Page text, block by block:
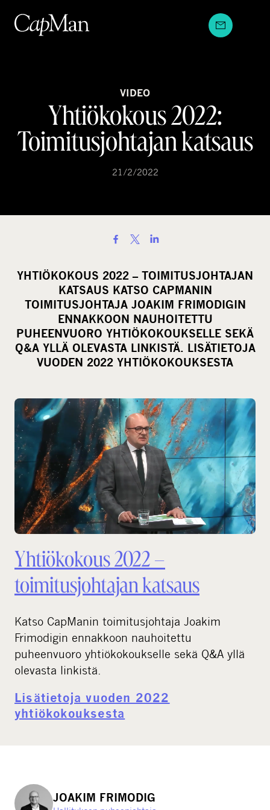
sisältöön
VIDEO
Yhtiökokous 2022:
Toimitusjohtajan katsaus
21/2/2022
a
r
e
o
n
s
o
i
a
l
m
e
d
a
YHTIÖKOKOUS 2022 – TOIMITUSJOHTAJAN
KATSAUS KATSO CAPMANIN
TOIMITUSJOHTAJA JOAKIM FRIMODIGIN
ENNAKKOON NAUHOITETTU
PUHEENVUORO YHTIÖKOKOUKSELLE SEKÄ
Q&A YLLÄ OLEVASTA LINKISTÄ. LISÄTIETOJA
VUODEN 2022 YHTIÖKOKOUKSESTA
Yhtiökokous 2022 –
toimitusjohtajan katsaus
Katso CapManin toimitusjohtaja Joakim
Frimodigin ennakkoon nauhoitettu
puheenvuoro yhtiökokoukselle sekä Q&A yllä
olevasta linkistä.
Lisätietoja vuoden 2022
yhtiökokouksesta
JOAKIM FRIMODIG